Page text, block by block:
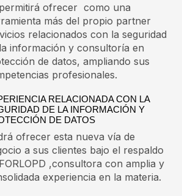
ofrecer como una
más del propio partner
relacionados con la seguridad
información y consultoría en
de datos, ampliando sus
profesionales.
RELACIONADA CON LA
DE LA INFORMACIÓN Y
DE DATOS
ofrecer esta nueva vía de
a sus clientes bajo el respaldo
,consultora con amplia y
experiencia en la materia.